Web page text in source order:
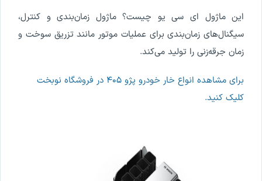
این ماژول ای سی یو چیست؟ماژول زمانبندی و کنترل،
سیگنالهای زمانبندی برای عملیات موتور مانند تزریقسوخت و
زمان جرقهزنی را تولید میکند.
برای مشاهده انواع خار خودرو پژو ۴۰۵ در فروشگاه نوبخت
کلیک کنید.